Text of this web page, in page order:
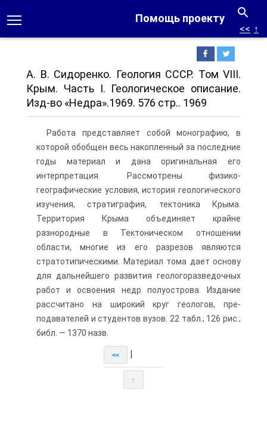
Помощь проекту
<< ↑
А. В. Сидоренко. Геология СССР. Том VIII.
Крым. Часть I. Геологическое описание.
Изд-во «Недра».1969. 576 стр.. 1969
Работа представляет собой монографию, в
которой обобщен весь накопленный за последние
годы материал и дана оригинальная его
интерпретация. Рассмотрены физико-
географические усло­вия, история геологического
изучения, стратиграфия, тектоника Крыма.
Территория Крыма объединяет крайне
разнородные в Тектоническом отношении
области, многие из его разрезов являются
стратотипическими. Материал тома дает основу
для дальнейшего развития геологоразве­дочных
работ и освоения недр полуострова. Издание
рассчитано на широкий круг геологов, пре­
подавателей и студентов вузов. 22 табл.; 126 рис.;
библ. — 1370 назв.
<<
↑